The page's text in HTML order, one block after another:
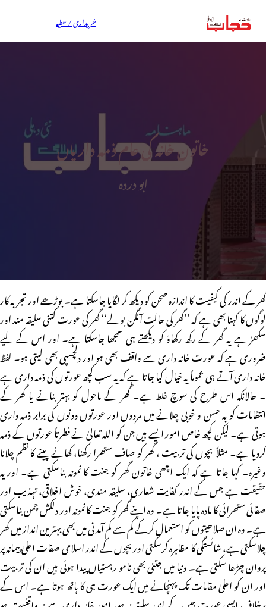
خریداری / عطیہ
خاتون خانہ کی عام ذمہ داریاں
ابو دردہ
گھر کے اندر کی کیفیت کا اندازہ صحن کو دیکھ کر لگایا جاسکتا ہے۔ بوڑھے اور تجربہ کار
لوگوں کا کہنا بھی ہے کہ ’’گھر کی حالت آنگن بولے‘‘ گھر کی عورت کتنی سلیقہ مند اور
سگھڑ ہے یہ گھر کے رکھ رکھاؤ کو دیکھتے ہی سمجھا جاسکتا ہے۔ اور اس کے لیے
ضروری ہے کہ عورت خانہ داری سے واقف بھی ہو اور دلچسپی بھی لیتی ہو۔ لفظ
خانہ داری آتے ہی عموماً یہ خیال کیا جاتا ہے کہ یہ سب کچھ عورتوں کی ذمہ داری ہے
۔ حالانکہ اس طرح کی سوچ غلط ہے۔ گھر کے ماحول کو بہتر بنانے یا گھر کے
انتظامات کو بہ حسن و خوبی چلانے میں مردوں اور عورتوں دونوں کی برابر ذمہ داری
ہوتی ہے۔ لیکن کچھ خاص امور ایسے ہیں جن کو اللہ تعالیٰ نے فطرتاً عورتوں کے ذمہ
کردیا ہے۔ مثلاً بچوں کی تربیت ، گھر کو صاف ستھرا رکھنا، کھانے پینے کا نظم چلانا
وغیرہ۔ کہا جاتا ہے کہ ایک اچھی خاتون گھر کو جنت کا نمونہ بناسکتی ہے۔ اور یہ
حقیقت ہے جس کے اندر کفایت شعاری، سلیقہ مندی، خوش اخلاقی، تہذیب اور
صفائی ستھرائی کا مادہ پایا جاتا ہے۔ وہ اپنے گھر کو جنت کا نمونہ اور دلکش چمن بناسکتی
ہے۔ وہ ان صلاحیتوں کو استعمال کرکے کم سے کم آمدنی میں بھی بہترین انداز میں گھر
چلاسکتی ہے، شائستگی کا مظاہرہ کرسکتی اور بچوں کے اندر اسلامی صفات اعلیٰ پیمانہ پر
پروان چڑھا سکتی ہے۔ دنیا میں جتنی بھی نامو رہستیاں پیدا ہوئی ہیں ان کی تربیت
اور ان کو اعلیٰ مقامات تک پہنچانے میں ایک عورت ہی کا ہاتھ ہوتا ہے۔ اس کے